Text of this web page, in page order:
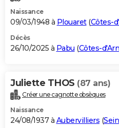
Naissance
09/03/1948 à Plouaret(Côtes-
Décès
26/10/2025 à Pabu (Côtes-
Juliette THOS (87 ans)
Créer une cagnotte obsèques
Naissance
24/08/1937 à Aubervilliers (